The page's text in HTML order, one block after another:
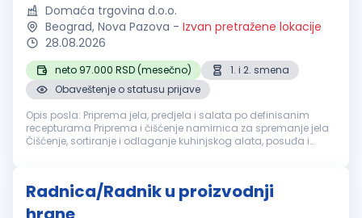
Domaća trgovina d.o.o.
Beograd, Nova Pazova - Izvan pretražene lokacije
28.08.2026
neto 97.000 RSD (mesečno)
1. i 2. smena
Obaveštenje o statusu prijave
Opis posla: Priprema jela, predjela i salata po definisanim
recepturama Priprema i čišćenje namirnica za spremanje jela
Čišćenje, sortiranje i odlaganje kuhinjskog alata, posuđa i
Radnica/Radnik u proizvodnji